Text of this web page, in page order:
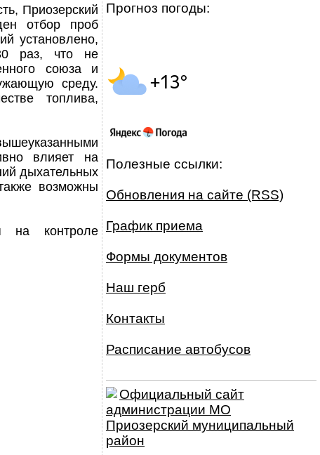
Приозерский
отбор проб
установлено,
раз, что не
союза и
среду.
топлива,
влияет на
дыхательных
возможны
на контроле
Прогноз погоды:
Полезные ссылки:
Обновления на сайте (RSS)
График приема
Формы документов
Наш герб
Контакты
Расписание автобусов
Официальный сайт
администрации МО
Приозерский муниципальный
район